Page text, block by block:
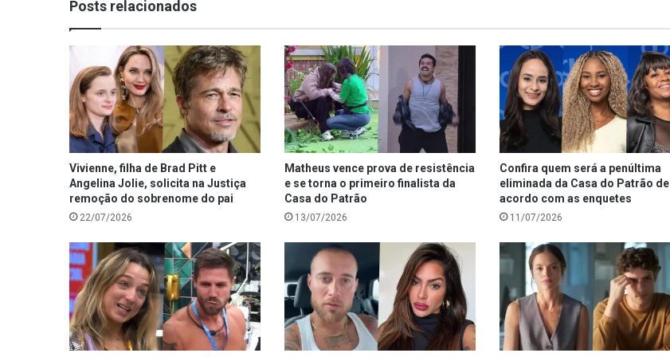
Posts relacionados
Vivienne, filha de Brad Pitt e
Angelina Jolie, solicita na Justiça
remoção do sobrenome do pai
22/07/2026
Matheus vence prova de resistência
e se torna o primeiro finalista da
Casa do Patrão
13/07/2026
Confira quem será a penúltima
eliminada da Casa do Patrão de
acordo com as enquetes
11/07/2026